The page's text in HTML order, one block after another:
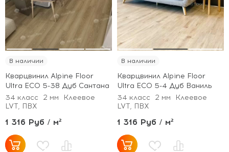
В наличии
Кварцвинил Alpine Floor
Ultra ECO 5-38 Дуб Сантана
34 класс
2 мм
Клеевое
LVT, ПВХ
1 316 Руб / м²
В наличии
Кварцвинил Alpine Floor
Ultra ECO 5-4 Дуб Ваниль
34 класс
2 мм
Клеевое
LVT, ПВХ
1 316 Руб / м²